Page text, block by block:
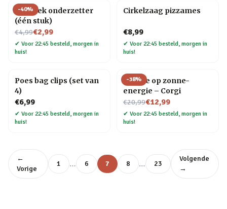
-40%
Mozaïek onderzetter
(één stuk)
€4,99
Nu voor€2,99
✔ Voor 22:45 besteld, morgen in
huis!
Cirkelzaag pizzames
€8,99
✔ Voor 22:45 besteld, morgen in
huis!
Poes bag clips (set van
4)
€6,99
✔ Voor 22:45 besteld, morgen in
huis!
-38%
Hondje op zonne-
energie – Corgi
€20,99
Nu voor€12,99
✔ Voor 22:45 besteld, morgen in
huis!
←
Vorige
1 … 6 7 8 … 23
Volgende
→